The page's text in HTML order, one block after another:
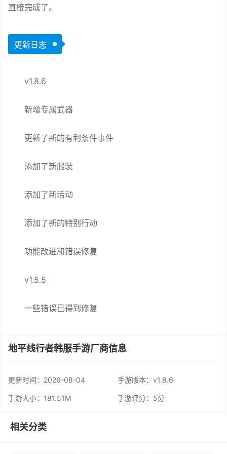
直接完成了。
更新日志
v1.8.6
新增专属武器
更新了新的有利条件事件
添加了新服装
添加了新活动
添加了新的特别行动
功能改进和错误修复
v1.5.5
一些错误已得到修复
地平线行者韩服手游厂商信息
更新时间： 2026-08-04 手游版本：v1.8.6
手游大小：181.51M 手游评分： 5分
相关分类